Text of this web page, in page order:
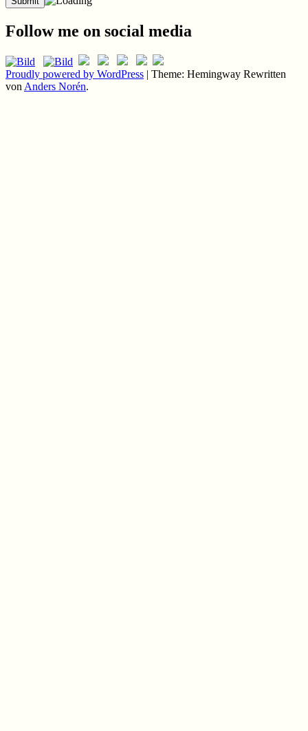
Follow me on social media
Proudly powered by WordPress | Theme: Hemingway Rewritten
von Anders Norén.